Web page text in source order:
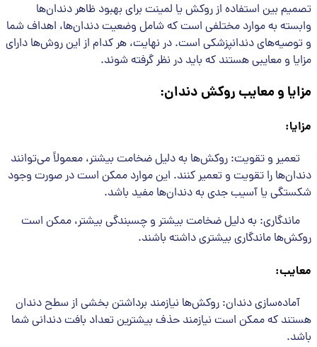
تصمیم بین استفاده از روکش یا لمینت برای بهبود ظاهر دندان‌ها
وابسته به موارد مختلفی است که شامل وضعیت دندان‌ها، اهداف شما
و توصیه‌های دندانپزشکی است. در نهایت، هر کدام از این روش‌ها دارای
مزایا و معایبی هستند که باید در نظر گرفته شوند.
مزایا و معایب روکش دندان:
مزایا:
تعمیر و تقویت: روکش‌ها به دلیل ضخامت بیشتر، معمولاً می‌توانند
دندان‌ها را تقویت و تعمیر کنند. این موارد ممکن است در صورت وجود
شکستگی یا آسیب جدی به دندان‌ها مفید باشد.
ماندگاری: به دلیل ضخامت بیشتر و چسبندگی بیشتر، ممکن است
روکش‌ها ماندگاری بیشتری داشته باشند.
معایب:
آماده‌سازی دندان: روکش‌ها نیازمند برداشتن بخشی از سطح دندان
هستند که ممکن است نیازمند حذف بیشترین تعداد بافت دندانی شما
باشد.